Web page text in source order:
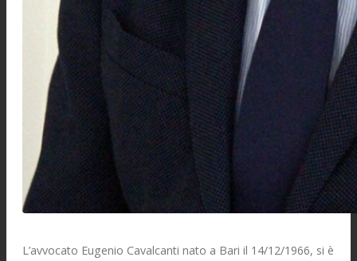
L’avvocato Eugenio Cavalcanti nato a Bari il 14/12/1966, si è